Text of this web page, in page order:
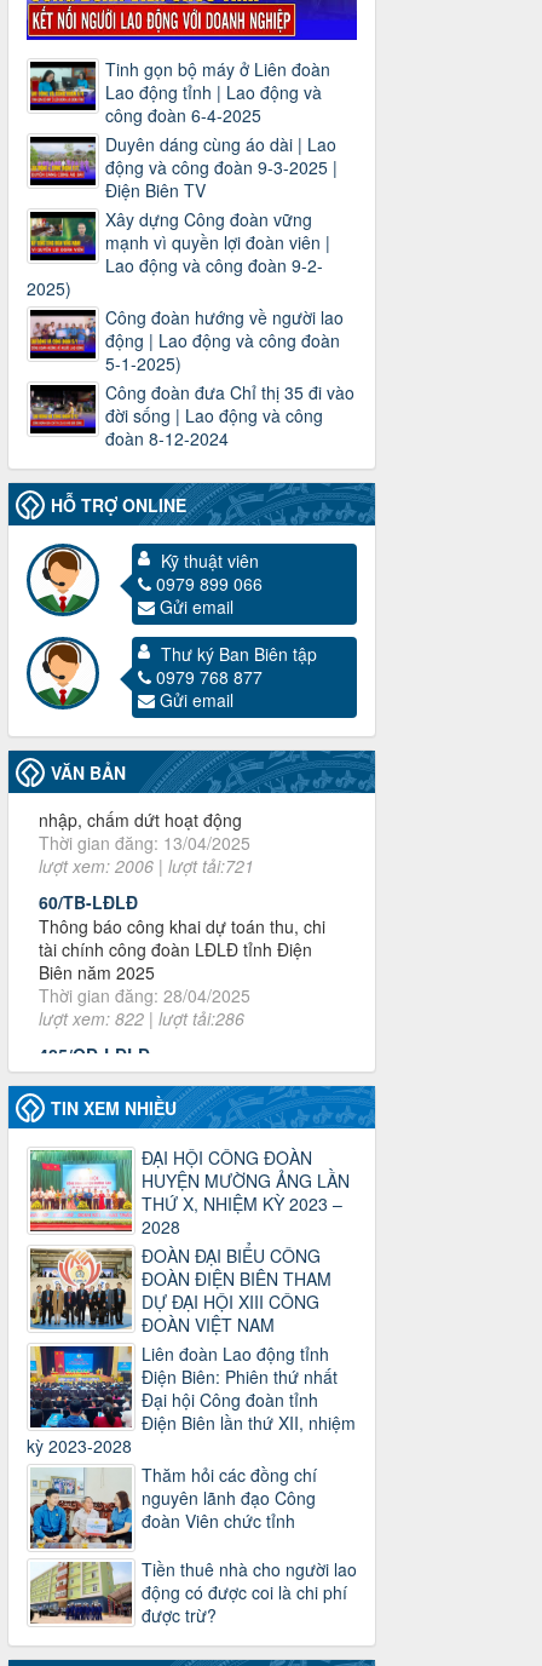
Tinh gọn bộ máy ở Liên đoàn
Lao động tỉnh | Lao động và
công đoàn 6-4-2025
Duyên dáng cùng áo dài | Lao
động và công đoàn 9-3-2025 |
Điện Biên TV
Xây dựng Công đoàn vững
mạnh vì quyền lợi đoàn viên |
Lao động và công đoàn 9-2-
2025)
Công đoàn hướng về người lao
động | Lao động và công đoàn
5-1-2025)
Công đoàn đưa Chỉ thị 35 đi vào
đời sống | Lao động và công
đoàn 8-12-2024
HỖ TRỢ ONLINE
Kỹ thuật viên
0979 899 066
Gửi email
Thư ký Ban Biên tập
0979 768 877
Gửi email
VĂN BẢN
3716/TLD-TC
Công văn hướng dẫn công tác quả lý tài
chính, tài sản công đoàn khi đơn vị sát
Thời gian đăng: 13/04/2025
lượt xem: 2006 | lượt tải:721
60/TB-LĐLĐ
Thông báo công khai dự toán thu, chi
tài chính công đoàn LĐLĐ tỉnh Điện
Biên năm 2025
Thời gian đăng: 28/04/2025
lượt xem: 822 | lượt tải:286
485/QĐ-LĐLĐ
Quyết định về việc công bố công khai
quyết toán ngân sách nhà nước năm
2024
Thời gian đăng: 29/04/2025
lượt xem: 919 | lượt tải:255
2930/TLĐ-TC
31/12/2024 của Tổng LĐLĐ Việt Nam
về việc quy định tỷ lệ phân phối tự động
KPCĐ 2% qua tài khoản Công đoàn
Việt Nam về các cấp Công đoàn năm
2025
Thời gian đăng: 06/01/2025
lượt xem: 1067 | lượt tải:438
47-TTCĐ/BTGTU
Thông tin chuyên đề: Một số nôi dung
về sắp xếp tổ chức bộ máy của hệ
thống chính trị tinh gọn, hoạt động hiệu
lực, hiệu quả
Thời gian đăng: 25/12/2024
lượt xem: 1226 | lượt tải:339
37/HD-TLĐ
Hướng dẫn Công đoàn với việc tổ chức
và hoạt động của Ban Thanh tra Nhân
dân
Thời gian đăng: 27/12/2024
lượt xem: 4951 | lượt tải:1354
TIN XEM NHIỀU
ĐẠI HỘI CÔNG ĐOÀN
HUYỆN MƯỜNG ẢNG LẦN
THỨ X, NHIỆM KỲ 2023 –
2028
ĐOÀN ĐẠI BIỂU CÔNG
ĐOÀN ĐIỆN BIÊN THAM
DỰ ĐẠI HỘI XIII CÔNG
ĐOÀN VIỆT NAM
Liên đoàn Lao động tỉnh
Điện Biên: Phiên thứ nhất
Đại hội Công đoàn tỉnh
Điện Biên lần thứ XII, nhiệm
kỳ 2023-2028
Thăm hỏi các đồng chí
nguyên lãnh đạo Công
đoàn Viên chức tỉnh
Tiền thuê nhà cho người lao
động có được coi là chi phí
được trừ?